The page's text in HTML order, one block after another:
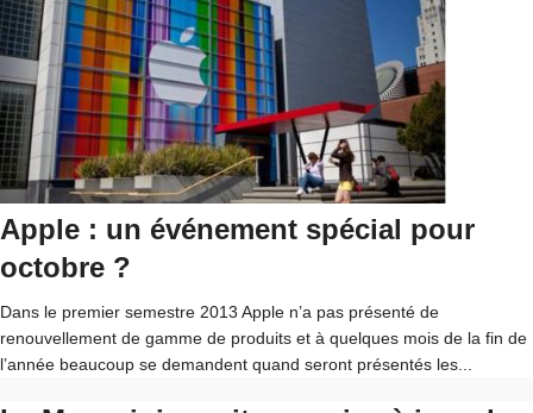
Apple : un événement spécial pour
octobre ?
Dans le premier semestre 2013 Apple n’a pas présenté de
renouvellement de gamme de produits et à quelques mois de la fin de
l’année beaucoup se demandent quand seront présentés les...